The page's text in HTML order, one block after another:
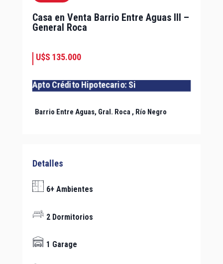
Casa en Venta Barrio Entre Aguas III –
General Roca
U$S 135.000
Apto Crédito Hipotecario: Si
Barrio Entre Aguas, Gral. Roca , Río Negro
Detalles
6+ Ambientes
2 Dormitorios
1 Garage